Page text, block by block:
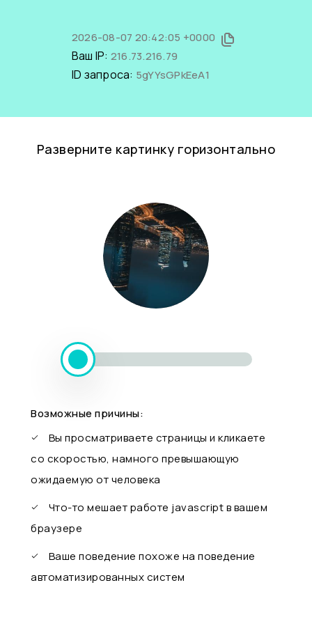
2026-08-07 20:42:05 +0000
Ваш IP: 216.73.216.79
ID запроса: 5gYYsGPkEeA1
Разверните картинку горизонтально
Возможные причины:
Вы просматриваете страницы и кликаете
со скоростью, намного превышающую
ожидаемую от человека
Что-то мешает работе javascript в вашем
браузере
Ваше поведение похоже на поведение
автоматизированных систем